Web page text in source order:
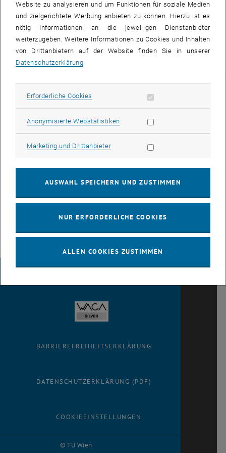
diskutiert.
Übersicht
Zurück zur Startseite
Zurück zu Aktuelles
Über uns
Lehre
© TU Wien
BARRIEREFREIHEITSERKLÄRUNG
DATENSCHUTZERKLÄRUNG (PDF)
COOKIEEINSTELLUNGEN
Website zu analysieren und um Funktionen für soziale Medien
und zielgerichtete Werbung anbieten zu können. Hierzu ist es
nötig Informationen an die jeweiligen Dienstanbieter
weiterzugeben. Weitere Informationen zu Cookies und Inhalten
von Drittanbietern auf der Website finden Sie in unserer
Datenschutzerklärung
Erforderliche Cookies Erforderliche Cookies zulassen
Anonymisierte WebstatistikenStatistik Cookies zulassen
Marketing und DrittanbieterMarketing Cookies zulassen
AUSWAHL SPEICHERN UND ZUSTIMMEN
NUR ERFORDERLICHE COOKIES
ALLEN COOKIES ZUSTIMMEN